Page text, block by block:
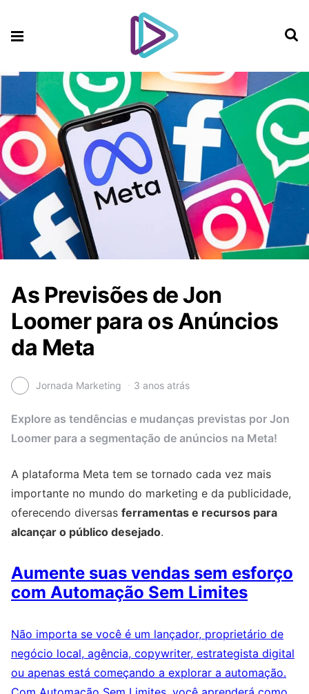
As Previsões de Jon
Loomer para os Anúncios
da Meta
Jornada Marketing 3 anos atrás
Explore as tendências e mudanças previstas por Jon
Loomer para a segmentação de anúncios na Meta!
A plataforma Meta tem se tornado cada vez mais
importante no mundo do marketing e da publicidade,
oferecendo diversas ferramentas e recursos para
alcançar o público desejado.
Aumente suas vendas sem esforço
com Automação Sem Limites
Não importa se você é um lançador, proprietário de
negócio local, agência, copywriter, estrategista digital
ou apenas está começando a explorar a automação.